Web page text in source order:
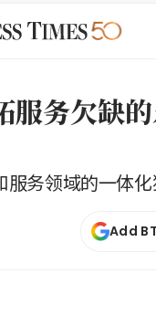
务欠缺的
务领域的一体化
Add